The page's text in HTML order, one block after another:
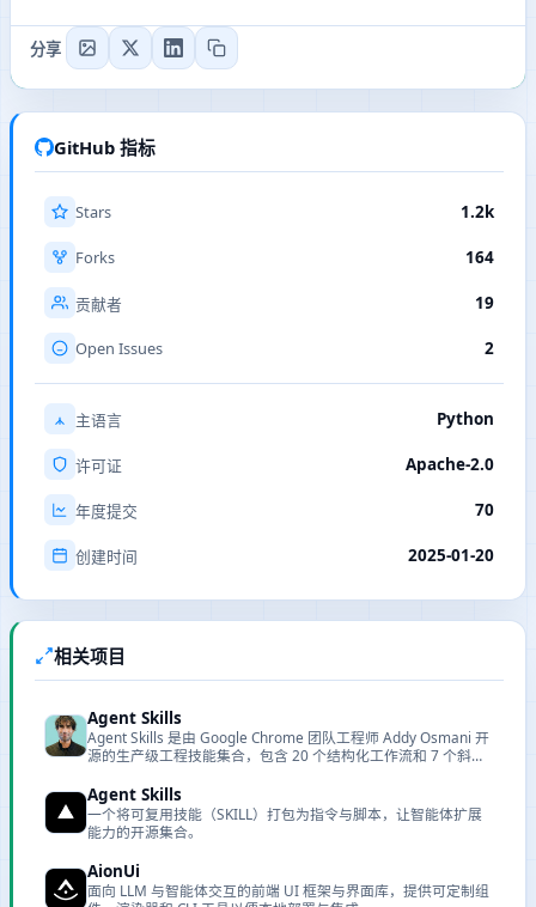
分享
GitHub 指标
Stars 1.2k
Forks 164
贡献者 19
Open Issues 2
主语言 Python
许可证 Apache-2.0
年度提交 70
创建时间 2025-01-20
相关项目
Agent Skills
Agent Skills 是由 Google Chrome 团队工程师 Addy Osmani 开
源的生产级工程技能集合，包含 20 个结构化工作流和 7 个斜杠
Agent Skills
一个将可复用技能（SKILL）打包为指令与脚本，让智能体扩展
能力的开源集合。
AionUi
面向 LLM 与智能体交互的前端 UI 框架与界面库，提供可定制组